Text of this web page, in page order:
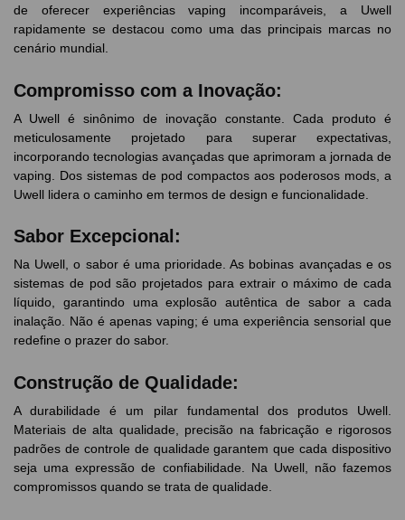
de oferecer experiências vaping incomparáveis, a Uwell
rapidamente se destacou como uma das principais marcas no
cenário mundial.
Compromisso com a Inovação:
A Uwell é sinônimo de inovação constante. Cada produto é
meticulosamente projetado para superar expectativas,
incorporando tecnologias avançadas que aprimoram a jornada de
vaping. Dos sistemas de pod compactos aos poderosos mods, a
Uwell lidera o caminho em termos de design e funcionalidade.
Sabor Excepcional:
Na Uwell, o sabor é uma prioridade. As bobinas avançadas e os
sistemas de pod são projetados para extrair o máximo de cada
líquido, garantindo uma explosão autêntica de sabor a cada
inalação. Não é apenas vaping; é uma experiência sensorial que
redefine o prazer do sabor.
Construção de Qualidade:
A durabilidade é um pilar fundamental dos produtos Uwell.
Materiais de alta qualidade, precisão na fabricação e rigorosos
padrões de controle de qualidade garantem que cada dispositivo
seja uma expressão de confiabilidade. Na Uwell, não fazemos
compromissos quando se trata de qualidade.